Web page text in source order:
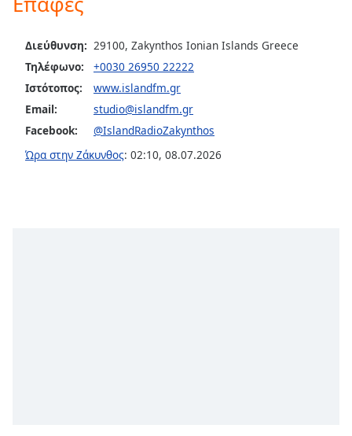
Opacity
Caption
Area
Background
Διεύθυνση: 29100, Zakynthos Ionian Islands Greece
Τηλέφωνο:
+0030 26950 22222
Ιστότοπος:
www.islandfm.gr
Email:
studio@islandfm.gr
Facebook:
@IslandRadioZakynthos
Ώρα στην Ζάκυνθος: 02:10, 08.07.2026